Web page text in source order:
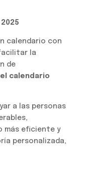
calendario con
la
de
calendario
a las personas
más eficiente y
personalizada,